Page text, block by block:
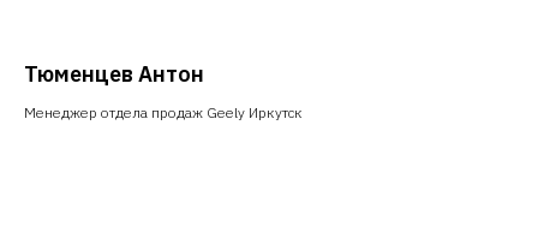
Тюменцев Антон
Менеджер отдела продаж Geely Иркутск